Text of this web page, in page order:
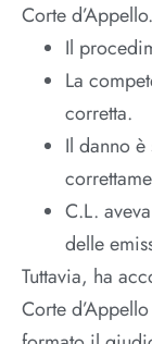
Corte
Il
La
corretta.
Il danno
C.L.
delle
Tuttavia, ha
Corte